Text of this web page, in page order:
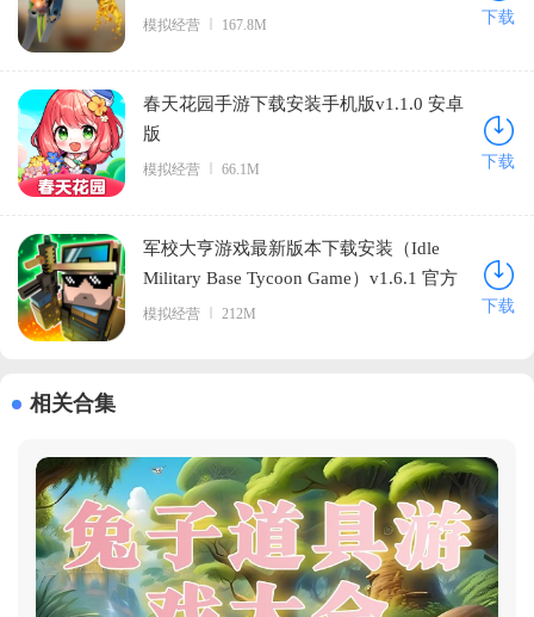
模拟经营 167.8M 下载
春天花园手游下载安装手机版v1.1.0 安卓
版
模拟经营 66.1M 下载
军校大亨游戏最新版本下载安装（Idle
Military Base Tycoon Game）v1.6.1 官方
版
模拟经营 212M 下载
相关合集